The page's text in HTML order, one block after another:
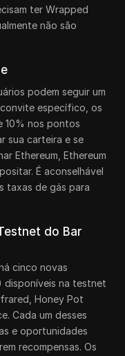
ter Wrapped
não são
podem seguir um
específico, os
10% nos pontos
sua carteira e se
Ethereum, Ethereum
É aconselhável
taxas de gás para
do Bar
cinco novas
disponíveis na testnet
Honey Pot
Cada um desses
e oportunidades
recompensas. Os